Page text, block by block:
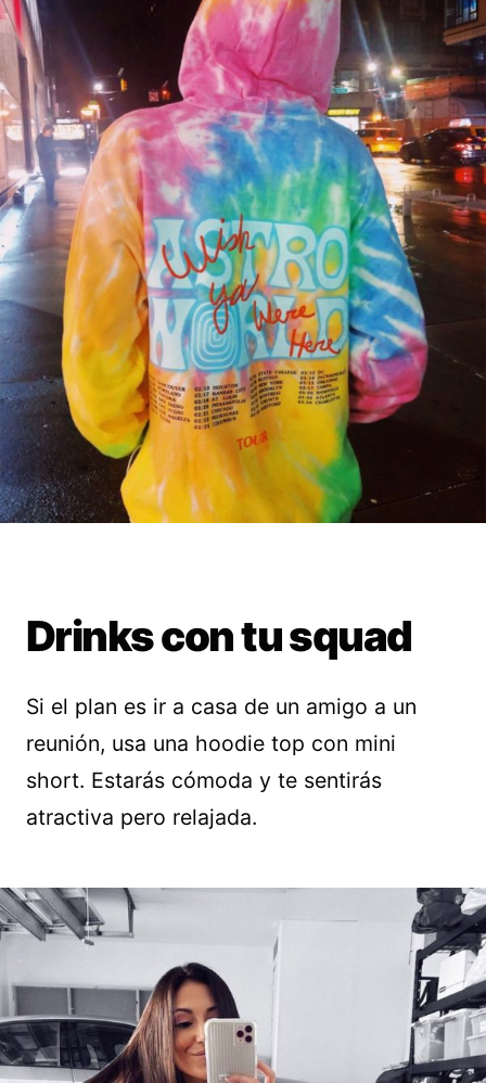
Drinks con tu squad
Si el plan es ir a casa de un amigo a un
reunión, usa una hoodie top con mini
short. Estarás cómoda y te sentirás
atractiva pero relajada.